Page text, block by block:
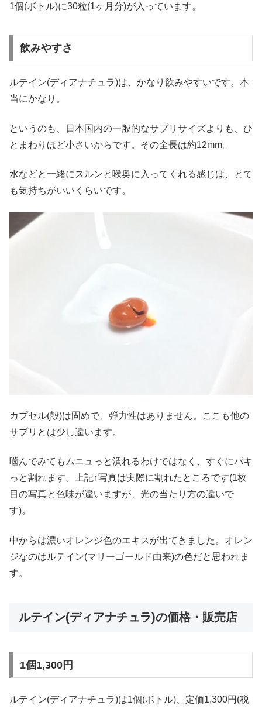
1個(ボトル)に30粒(1ヶ月分)が入っています。
飲みやすさ
ルテイン(ディアナチュラ)は、かなり飲みやすいです。本
当にかなり。
というのも、日本国内の一般的なサプリサイズよりも、ひ
とまわりほど小さいからです。その全長は約12mm。
水などと一緒にスルンと喉奥に入ってくれる感じは、とて
も気持ちがいいくらいです。
カプセル(殻)は固めで、弾力性はありません。ここも他の
サプリとは少し違います。
噛んでみてもムニュっと潰れるわけではなく、すぐにパキ
っと割れます。上記↑写真は実際に割れたところです(1枚
目の写真と色味が違いますが、光の当たり方の違いで
す)。
中からは濃いオレンジ色のエキスが出てきました。オレン
ジなのはルテイン(マリーゴールド由来)の色だと思われま
す。
ルテイン(ディアナチュラ)の価格・販売店
1個1,300円
ルテイン(ディアナチュラ)は1個(ボトル)、定価1,300円(税